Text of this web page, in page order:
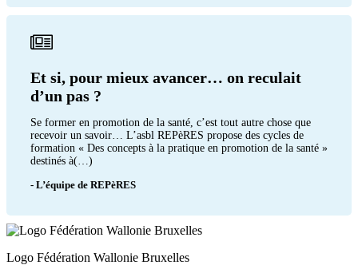
Et si, pour mieux avancer… on reculait
d’un pas ?
Se former en promotion de la santé, c’est tout autre chose que
recevoir un savoir… L’asbl REPèRES propose des cycles de
formation « Des concepts à la pratique en promotion de la santé »
destinés à(…)
- L’équipe de REPèRES
Logo Fédération Wallonie Bruxelles